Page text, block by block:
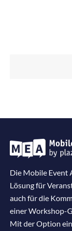
Die Mobile Event
Lösung für
auch für die
einer Workshop-
Mit der Option